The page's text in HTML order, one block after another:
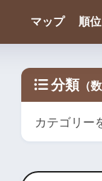
マップ 順位
分類